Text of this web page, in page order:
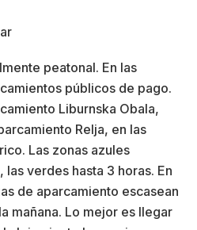
peatonal. En las
públicos de pago.
Liburnska Obala,
Relja, en las
Las zonas azules
verdes hasta 3 horas. En
de aparcamiento escasean
mañana. Lo mejor es llegar